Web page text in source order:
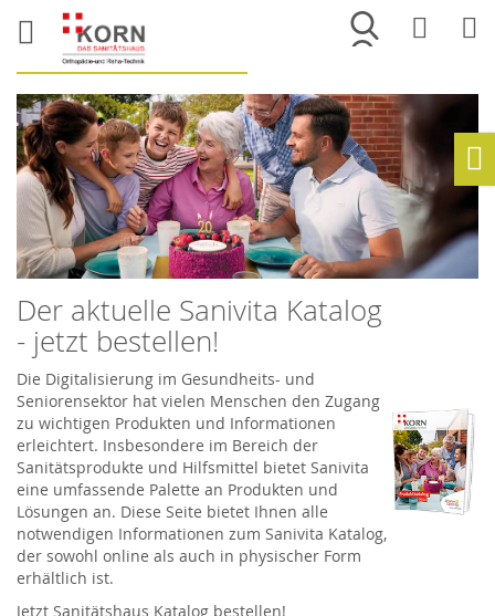
Merkliste
Der aktuelle Sanivita Katalog
- jetzt bestellen!
Die Digitalisierung im Gesundheits- und
Seniorensektor hat vielen Menschen den Zugang
zu wichtigen Produkten und Informationen
erleichtert. Insbesondere im Bereich der
Sanitätsprodukte und Hilfsmittel bietet Sanivita
eine umfassende Palette an Produkten und
Lösungen an. Diese Seite bietet Ihnen alle
notwendigen Informationen zum Sanivita Katalog,
der sowohl online als auch in physischer Form
erhältlich ist.
Jetzt Sanitätshaus Katalog bestellen!